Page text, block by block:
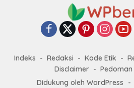
Indeks Redaksi Kode Etik
Disclaimer
Didukung oleh WordPress
-